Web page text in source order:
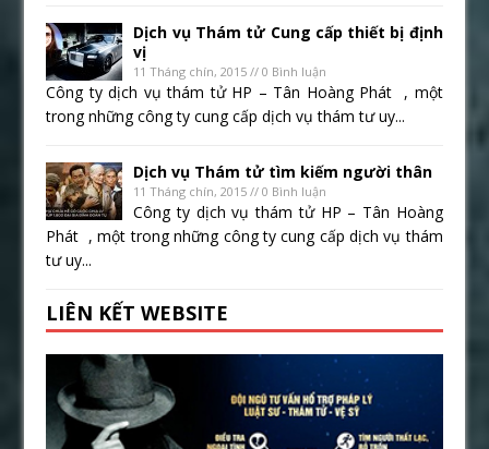
Dịch vụ Thám tử Cung cấp thiết bị định
vị
11 Tháng chín, 2015 // 0 Bình luận
Công ty dịch vụ thám tử HP – Tân Hoàng Phát , một
trong những công ty cung cấp dịch vụ thám tư uy...
Dịch vụ Thám tử tìm kiếm người thân
11 Tháng chín, 2015 // 0 Bình luận
Công ty dịch vụ thám tử HP – Tân Hoàng
Phát , một trong những công ty cung cấp dịch vụ thám
tư uy...
LIÊN KẾT WEBSITE